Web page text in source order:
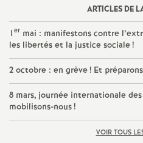
ARTICLES DE
1er mai : manifestons contre
les libertés et la justice sociale!
2 octobre : en grève! Et
8 mars, journée internationale
mobilisons-nous!
VOIR TOUS